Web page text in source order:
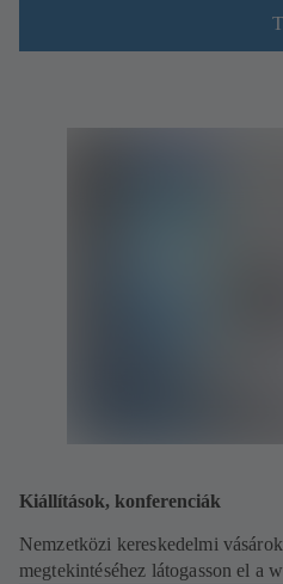
Kiállítások, konferenciák
Nemzetközi kereskedelmi
megtekintéséhez látogasson el a